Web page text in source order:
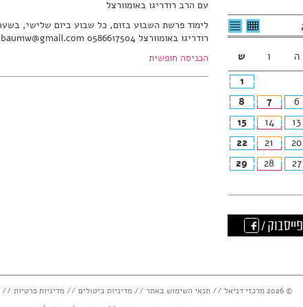
לרשימת
האירועים
לצפיה
בטבלה
ה ו
ש
1
6
7
8
13
14
15
20
21
22
27
28
29
פייסבוק /
עם הרב רודריגו באומוורצל
רודריגו באומוורצל 0586617504 ro.baumw@gmail.com
הכניסה חופשית
© 2026 מרכזי דניאל // תנאי השימוש באתר //מדיניות ביטולים //מדיניות פרטיות //